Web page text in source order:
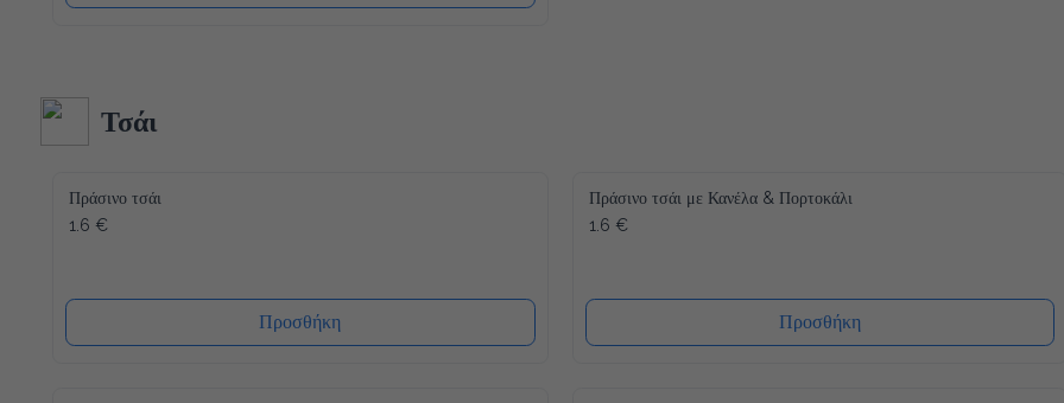
Τσάι
Πράσινο τσάι
1.6 €
Προσθήκη
Πράσινο τσάι με Κανέλα & Πορτοκάλι
1.6 €
Προσθήκη